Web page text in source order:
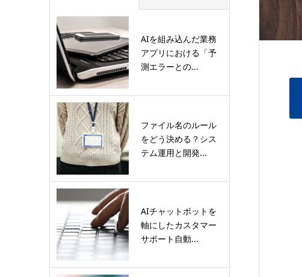
AIを組み込んだ業務
アプリにおける「予
測エラーとの...
ファイル名のルール
をどう決める？シス
テム運用と開発...
AIチャットボットを
軸にしたカスタマー
サポート自動...